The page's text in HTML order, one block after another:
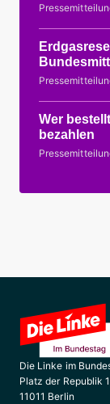
Wer
bezahlen
Die Linke im
Platz der Republik 1
11011 Berlin